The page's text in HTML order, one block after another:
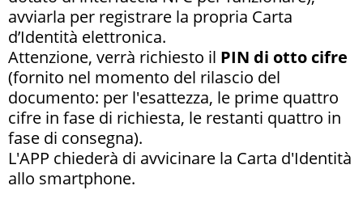
avviarla per registrare la propria Carta
d’Identità elettronica.
Attenzione, verrà richiesto il PIN di otto cifre
(fornito nel momento del rilascio del
documento: per l'esattezza, le prime quattro
cifre in fase di richiesta, le restanti quattro in
fase di consegna).
L'APP chiederà di avvicinare la Carta d'Identità
allo smartphone.